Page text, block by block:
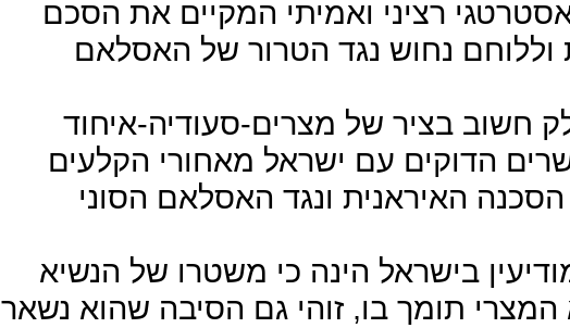
רציני ואמיתי המקיים את הסכם
2 המדינות וללוחם נחוש נגד הטרור של האסלאם
חשוב בציר של מצרים-סעודיה-איחוד
הדוקים עם ישראל מאחורי הקלעים
האיראנית ונגד האסלאם הסוני
בישראל הינה כי משטרו של הנשיא
המצרי תומך בו, זוהי גם הסיבה שהוא נשאר